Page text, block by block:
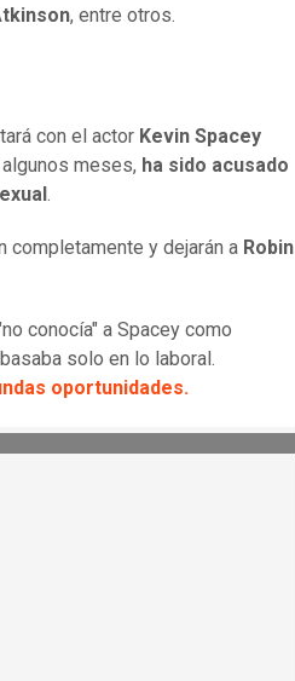
, entre otros.
con el actor Kevin Spacey
meses, ha sido acusado
.
completamente y dejarán a Robin
conocía" a Spacey como
solo en lo laboral.
oportunidades.